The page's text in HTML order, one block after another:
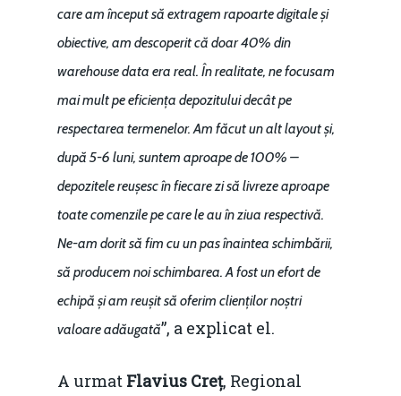
care am început să extragem rapoarte digitale și
obiective, am descoperit că doar 40% din
warehouse data era real. În realitate, ne focusam
mai mult pe eficiența depozitului decât pe
respectarea termenelor. Am făcut un alt layout și,
după 5-6 luni, suntem aproape de 100% –
depozitele reușesc în fiecare zi să livreze aproape
toate comenzile pe care le au în ziua respectivă.
Ne-am dorit să fim cu un pas înaintea schimbării,
să producem noi schimbarea. A fost un efort de
echipă și am reușit să oferim clienților noștri
valoare adăugată”, a explicat el.
A urmat Flavius Creț, Regional